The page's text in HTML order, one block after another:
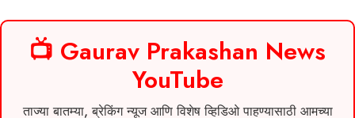
📺 Gaurav Prakashan News
YouTube
ताज्या बातम्या, ब्रेकिंग न्यूज आणि विशेष व्हिडिओ पाहण्यासाठी आमच्या